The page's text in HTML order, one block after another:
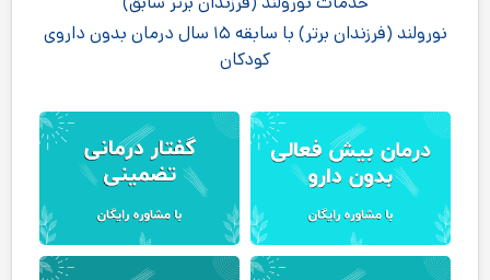
نورولند (فرزندان برتر) با سابقه ۱۵ سال درمان بدون داروی
کودکان